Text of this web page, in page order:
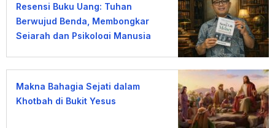
Resensi Buku Uang: Tuhan
Berwujud Benda, Membongkar
Sejarah dan Psikologi Manusia
Makna Bahagia Sejati dalam
Khotbah di Bukit Yesus